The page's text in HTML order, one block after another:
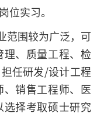
位实习。
范围较为广泛，可
理、质量工程、检
任研发/设计工程
、销售工程师、医
选择考取硕士研究